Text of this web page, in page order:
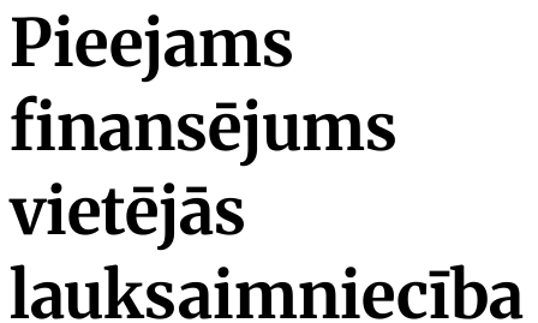
Pieejams
finansējums
vietējās
lauksaimniecība